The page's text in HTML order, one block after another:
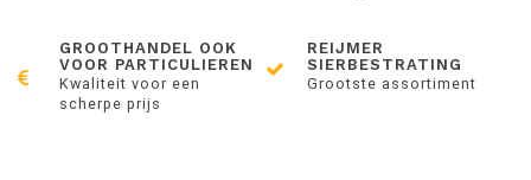
GROOTHANDEL OOK
VOOR PARTICULIEREN
Kwaliteit voor een
scherpe prijs
REIJMER
SIERBESTRATING
Grootste assortiment